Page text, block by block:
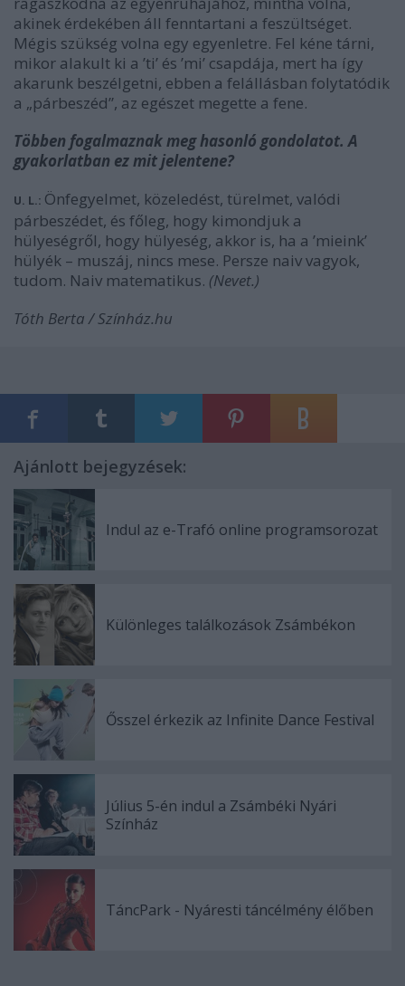
akinek érdekében áll fenntartani a feszültséget.
Mégis szükség volna egy egyenletre. Fel kéne tárni,
mikor alakult ki a ’ti’ és ’mi’ csapdája, mert ha így
akarunk beszélgetni, ebben a felállásban folytatódik
a „párbeszéd”, az egészet megette a fene.
Többen fogalmaznak meg hasonló gondolatot. A
gyakorlatban ez mit jelentene?
U. L.: Önfegyelmet, közeledést, türelmet, valódi
párbeszédet, és főleg, hogy kimondjuk a
hülyeségről, hogy hülyeség, akkor is, ha a ’mieink’
hülyék – muszáj, nincs mese. Persze naiv vagyok,
tudom. Naiv matematikus. (Nevet.)
Tóth Berta / Színház.hu
Ajánlott bejegyzések:
Indul az e-Trafó online programsorozat
Különleges találkozások Zsámbékon
Ősszel érkezik az Infinite Dance Festival
Július 5-én indul a Zsámbéki Nyári
Színház
TáncPark - Nyáresti táncélmény élőben